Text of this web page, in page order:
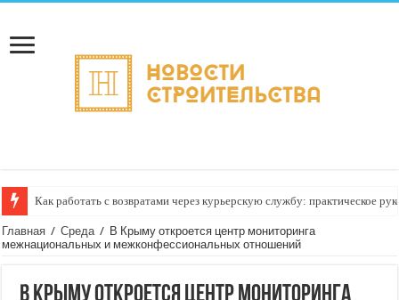
Как работать с возвратами через курьерскую службу: практическое
Доставка опасных грузов: требования и ограничения, которые нужно
Главная / Среда / В Крыму откроется центр мониторинга
межнациональных и межконфессиональных отношений